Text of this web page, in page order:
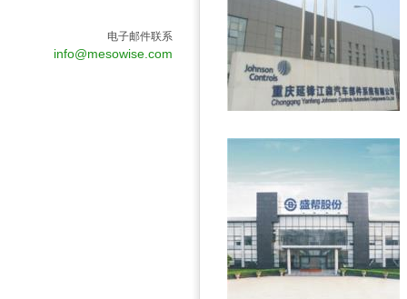
电子邮件联系
info@mesowise.com